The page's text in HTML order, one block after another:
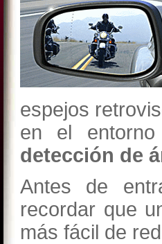
espejos
en el
detección de
Antes de
recordar que
más fácil de